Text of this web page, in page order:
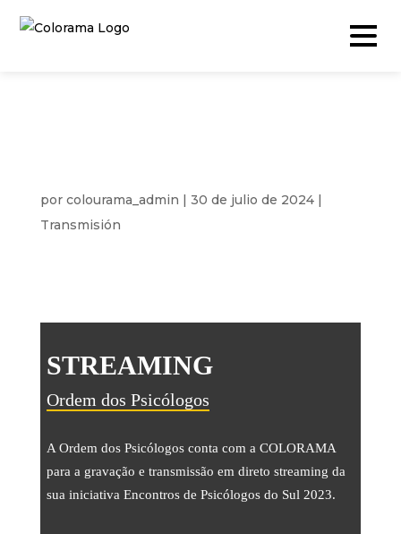
Video
Eventos en Vivo
Transmisión
Sonido
Luz
por colourama_admin | 30 de julio de 2024|
Transmisión
STREAMING
Ordem dos Psicólogos
A Ordem dos Psicólogos conta com a COLORAMA
para a gravação e transmissão em direto streaming da
sua iniciativa Encontros de Psicólogos do Sul 2023.